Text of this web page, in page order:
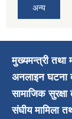
अन्य
मुख्यमन्त्री तथा
अनलाइन घटना
सामाजिक सुरक्षा
संघीय मामिला